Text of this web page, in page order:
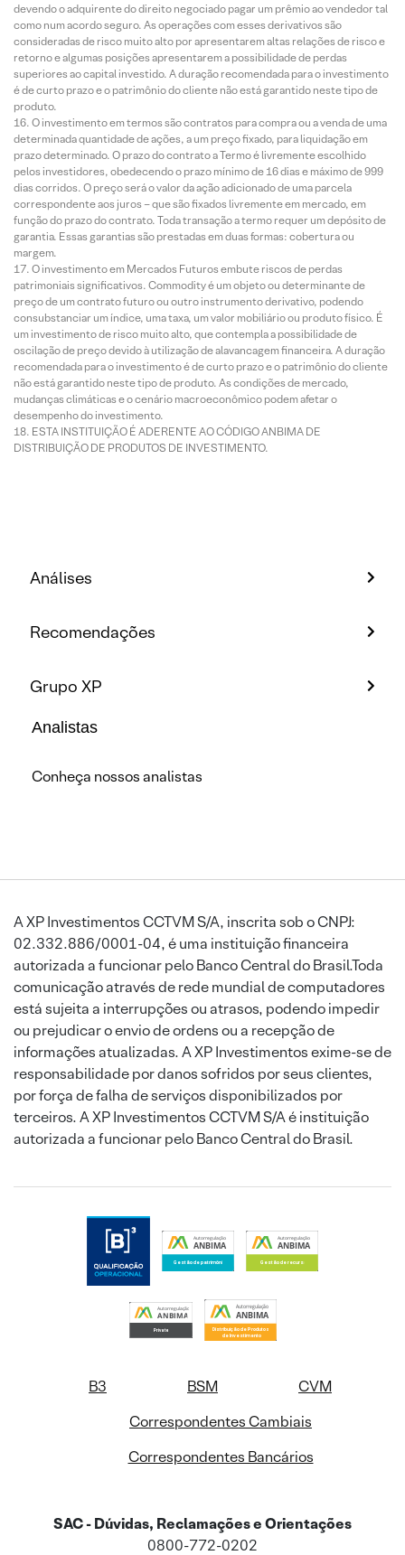
devendo o adquirente do direito negociado pagar um prêmio ao vendedor tal
como num acordo seguro. As operações com esses derivativos são
consideradas de risco muito alto por apresentarem altas relações de risco e
retorno e algumas posições apresentarem a possibilidade de perdas
superiores ao capital investido. A duração recomendada para o investimento
é de curto prazo e o patrimônio do cliente não está garantido neste tipo de
produto.
O investimento em termos são contratos para compra ou a venda de uma
determinada quantidade de ações, a um preço fixado, para liquidação em
prazo determinado. O prazo do contrato a Termo é livremente escolhido
pelos investidores, obedecendo o prazo mínimo de 16 dias e máximo de 999
dias corridos. O preço será o valor da ação adicionado de uma parcela
correspondente aos juros – que são fixados livremente em mercado, em
função do prazo do contrato. Toda transação a termo requer um depósito de
garantia. Essas garantias são prestadas em duas formas: cobertura ou
margem.
O investimento em Mercados Futuros embute riscos de perdas
patrimoniais significativos. Commodity é um objeto ou determinante de
preço de um contrato futuro ou outro instrumento derivativo, podendo
consubstanciar um índice, uma taxa, um valor mobiliário ou produto físico. É
um investimento de risco muito alto, que contempla a possibilidade de
oscilação de preço devido à utilização de alavancagem financeira. A duração
recomendada para o investimento é de curto prazo e o patrimônio do cliente
não está garantido neste tipo de produto. As condições de mercado,
mudanças climáticas e o cenário macroeconômico podem afetar o
desempenho do investimento.
ESTA INSTITUIÇÃO É ADERENTE AO CÓDIGO ANBIMA DE
DISTRIBUIÇÃO DE PRODUTOS DE INVESTIMENTO.
Análises
Recomendações
Grupo XP
Analistas
Conheça nossos analistas
A XP Investimentos CCTVM S/A, inscrita sob o CNPJ:
02.332.886/0001-04, é uma instituição financeira
autorizada a funcionar pelo Banco Central do Brasil.Toda
comunicação através de rede mundial de computadores
está sujeita a interrupções ou atrasos, podendo impedir
ou prejudicar o envio de ordens ou a recepção de
informações atualizadas. A XP Investimentos exime-se de
responsabilidade por danos sofridos por seus clientes,
por força de falha de serviços disponibilizados por
terceiros. A XP Investimentos CCTVM S/A é instituição
autorizada a funcionar pelo Banco Central do Brasil.
B3 BSM
CVM
Correspondentes Cambiais
Correspondentes Bancários
SAC - Dúvidas, Reclamações e Orientações
0800-772-0202